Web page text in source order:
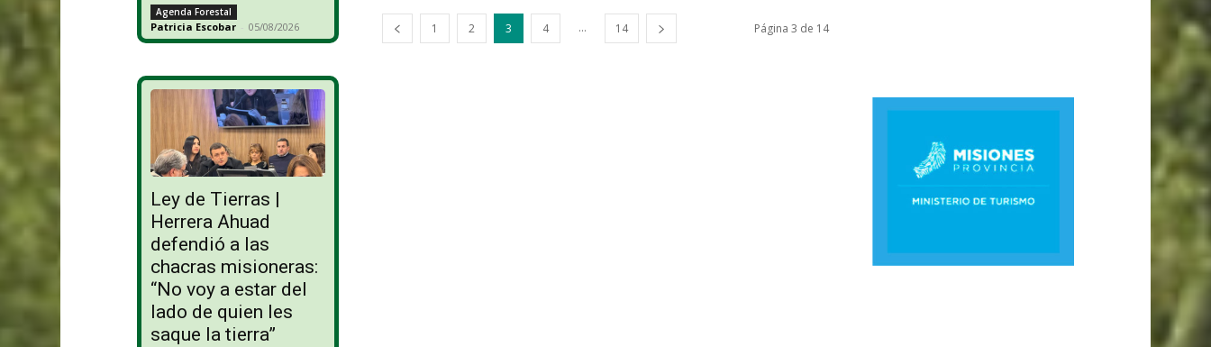
Agenda Forestal
Patricia Escobar - 05/08/2026
Ley de Tierras |
Herrera Ahuad
defendió a las
chacras misioneras:
“No voy a estar del
lado de quien les
saque la tierra”
1 2 3 4 ... 14 Página 3 de 14